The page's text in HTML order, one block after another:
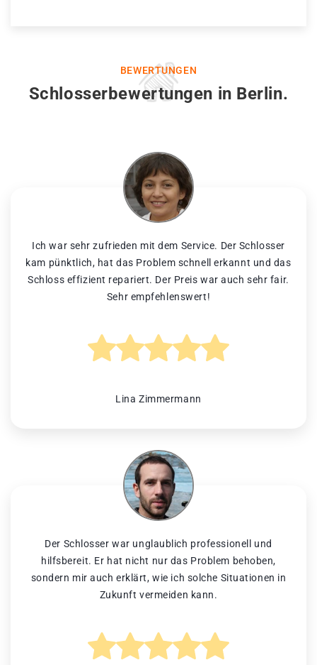
BEWERTUNGEN
Schlosserbewertungen in Berlin.
Ich war sehr zufrieden mit dem Service. Der Schlosser
kam pünktlich, hat das Problem schnell erkannt und das
Schloss effizient repariert. Der Preis war auch sehr fair.
Sehr empfehlenswert!
Lina Zimmermann
Der Schlosser war unglaublich professionell und
hilfsbereit. Er hat nicht nur das Problem behoben,
sondern mir auch erklärt, wie ich solche Situationen in
Zukunft vermeiden kann.